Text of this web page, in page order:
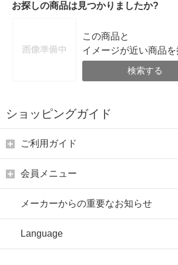
お探しの商品は見つかりましたか?
この商品と
イメージが近い商品を
検索する
ショッピングガイド
ご利用ガイド
会員メニュー
メーカーからの重要なお知らせ
Language